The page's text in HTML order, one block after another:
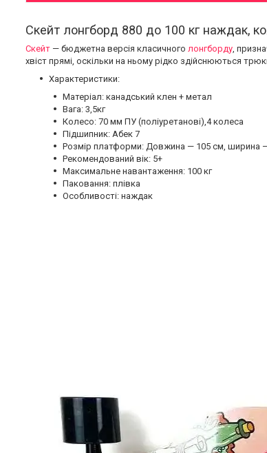
Скейт лонгборд 880 до 100 кг наждак,
Скейт — бюджетна версія класичного лонгборду,
хвіст прямі, оскільки на ньому рідко здійснюються
Характеристики:
Матеріал: канадський клен + метал
Вага: 3,5кг
Колесо: 70 мм ПУ (поліуретанові),4 колеса
Підшипник: Абек 7
Розмір платформи: Довжина — 105 см, ширина
Рекомендований вік: 5+
Максимальне навантаження: 100 кг
Паковання: плівка
Особливості: наждак